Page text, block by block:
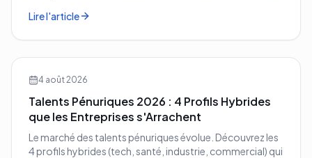
entreprise.
Lire l'article
4 août 2026
Talents Pénuriques 2026 : 4 Profils Hybrides
que les Entreprises s'Arrachent
Le marché des talents pénuriques évolue. Découvrez les
4 profils hybrides (tech, santé, industrie, commercial) qui